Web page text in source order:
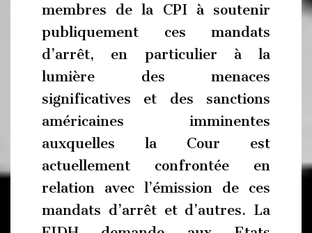
membres de la CPI à soutenir
publiquement ces mandats
d’arrêt, en particulier à la
lumière des menaces
significatives et des sanctions
américaines imminentes
auxquelles la Cour est
actuellement confrontée en
relation avec l’émission de ces
mandats d’arrêt et d’autres. La